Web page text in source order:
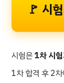
🚩 시
시험은1차 시험
1차 합격 후 2